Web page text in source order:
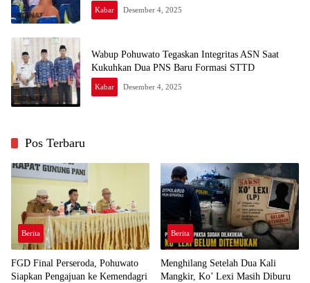
Kabar Desember 4, 2025
Wabup Pohuwato Tegaskan Integritas ASN Saat
Kukuhkan Dua PNS Baru Formasi STTD
Kabar Desember 4, 2025
Pos Terbaru
Berita
FGD Final Perseroda, Pohuwato
Siapkan Pengajuan ke Kemendagri
Berita
Menghilang Setelah Dua Kali
Mangkir, Ko’ Lexi Masih Diburu